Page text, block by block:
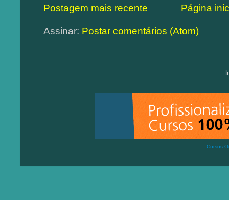
Postagem mais recente Página
Assinar: Postar comentários (Atom)
Cursos